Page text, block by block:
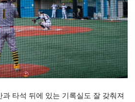
타석 뒤에 있는 기록실도 잘 갖춰져